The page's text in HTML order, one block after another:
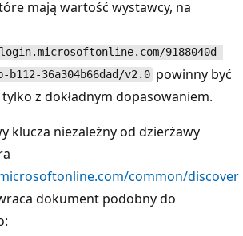
mają wartość wystawcy, na
9188040d-
b112-36a304b66dad/v2.0 powinny być
z dokładnym dopasowaniem.
klucza niezależny od dzierżawy
common/discover
dokument podobny do